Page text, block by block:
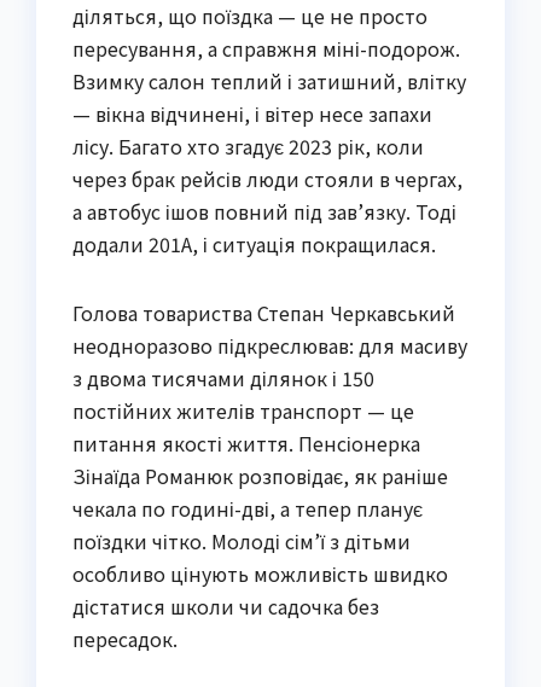
діляться, що поїздка — це не просто
пересування, а справжня міні-подорож.
Взимку салон теплий і затишний, влітку
— вікна відчинені, і вітер несе запахи
лісу. Багато хто згадує 2023 рік, коли
через брак рейсів люди стояли в чергах,
а автобус ішов повний під зав’язку. Тоді
додали 201А, і ситуація покращилася.
Голова товариства Степан Черкавський
неодноразово підкреслював: для масиву
з двома тисячами ділянок і 150
постійних жителів транспорт — це
питання якості життя. Пенсіонерка
Зінаїда Романюк розповідає, як раніше
чекала по годині-дві, а тепер планує
поїздки чітко. Молоді сім’ї з дітьми
особливо цінують можливість швидко
дістатися школи чи садочка без
пересадок.